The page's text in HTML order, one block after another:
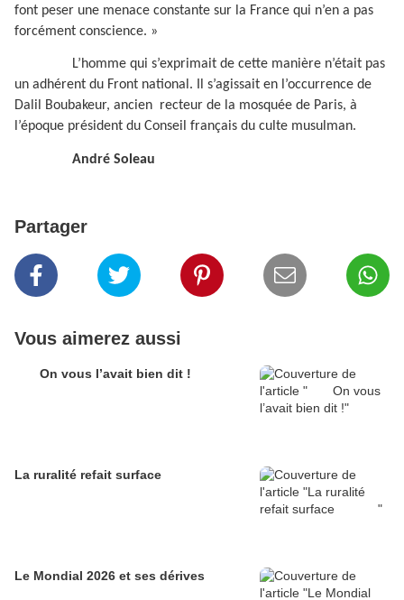
font peser une menace constante sur la France qui n’en a pas
forcément conscience. »
L’homme qui s’exprimait de cette manière n’était pas
un adhérent du Front national. Il s’agissait en l’occurrence de
Dalil Boubakeur, ancien recteur de la mosquée de Paris, à
l’époque président du Conseil français du culte musulman.
André Soleau
Partager
Vous aimerez aussi
On vous l’avait bien dit !
Le Mondial 2026 et ses dérives